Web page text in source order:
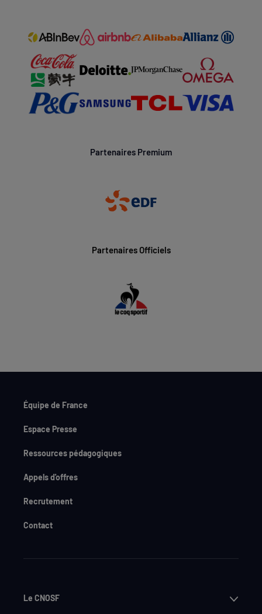
Partenaires Premium
Partenaires Officiels
Équipe de France
Espace Presse
Ressources pédagogiques
Appels d'offres
Recrutement
Contact
Le CNOSF